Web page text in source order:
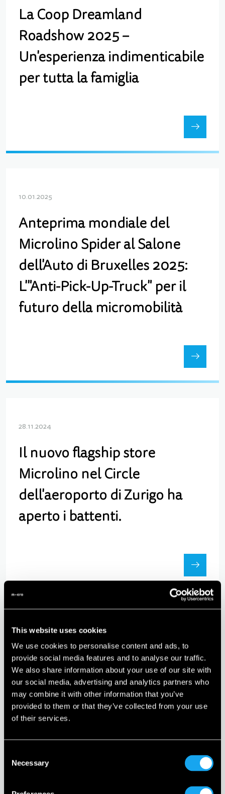
This website uses cookies
We use cookies to personalise content and ads, to
provide social media features and to analyse our traffic.
We also share information about your use of our site with
our social media, advertising and analytics partners who
may combine it with other information that you’ve
provided to them or that they’ve collected from your use
of their services.
Selection
Necessary
La Coop Dreamland
Roadshow 2025 –
Un'esperienza indimenticabile
per tutta la famiglia
10.01.2025
Anteprima mondiale del
Microlino Spider al Salone
dell'Auto di Bruxelles 2025:
L'"Anti-Pick-Up-Truck" per il
futuro della micromobilità
28.11.2024
Il nuovo flagship store
Microlino nel Circle
dell'aeroporto di Zurigo ha
aperto i battenti.
08.11.2024
Microlino sbarca in
Portogallo: Una partnership
con C. Santos VP per una
nuova era di mobilità urbana